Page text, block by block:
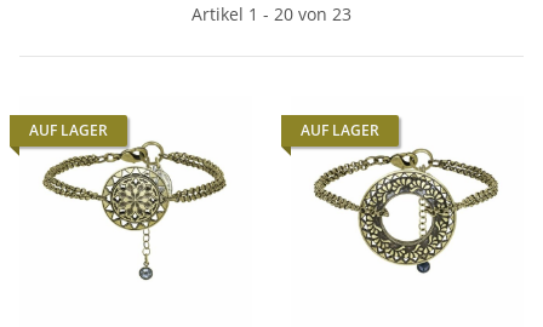
Artikel 1 - 20 von 23
AUF LAGER AUF LAGER